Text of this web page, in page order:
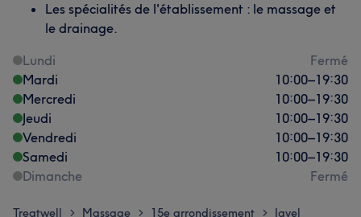
Les spécialités de l'établissement : le massage et
le drainage.
Lundi
Fermé
Mardi
10:00–19:30
Mercredi
10:00–19:30
Jeudi
10:00–19:30
Vendredi
10:00–19:30
Samedi
10:00–19:30
Dimanche
Fermé
Treatwell > Massage > 15e arrondissement > Javel